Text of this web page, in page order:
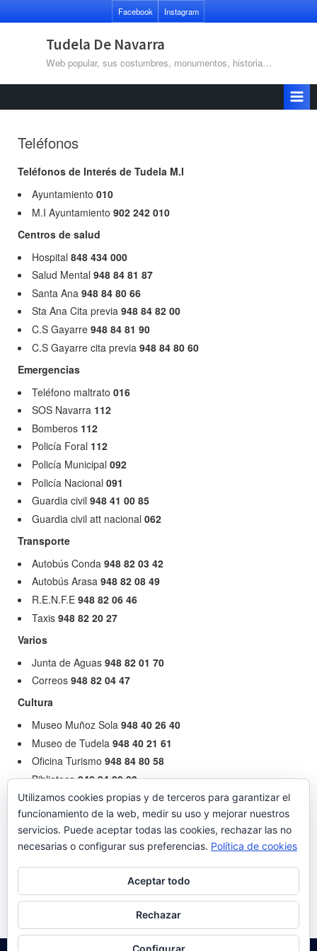
al
Facebook Instagram
Tudela De Navarra
Web popular, sus costumbres, monumentos, historia…
Teléfonos
Teléfonos de Interés de Tudela M.I
Ayuntamiento 010
M.I Ayuntamiento 902 242 010
Centros de salud
Hospital 848 434 000
Salud Mental 948 84 81 87
Santa Ana 948 84 80 66
Sta Ana Cita previa 948 84 82 00
C.S Gayarre 948 84 81 90
C.S Gayarre cita previa 948 84 80 60
Emergencias
Teléfono maltrato 016
SOS Navarra 112
Bomberos 112
Policía Foral 112
Policía Municipal 092
Policía Nacional 091
Guardia civil 948 41 00 85
Guardia civil att nacional 062
Transporte
Autobús Conda 948 82 03 42
Autobús Arasa 948 82 08 49
R.E.N.F.E 948 82 06 46
Taxis 948 82 20 27
Varios
Junta de Aguas 948 82 01 70
Correos 948 82 04 47
Cultura
Museo Muñoz Sola 948 40 26 40
Museo de Tudela 948 40 21 61
Oficina Turismo 948 84 80 58
Biblioteca948 84 80 83
Imágenes Relacionadas:
Utilizamos cookies propias y de terceros para garantizar el
funcionamiento de la web, medir su uso y mejorar nuestros
servicios. Puede aceptar todas las cookies, rechazar las no
necesarias o configurar sus preferencias. Política de cookies
Aceptar todo
Rechazar
Configurar